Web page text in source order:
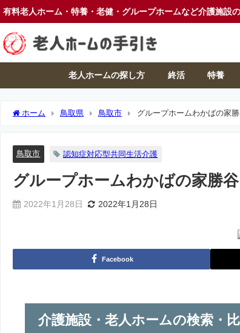
有料老人ホーム・特養・老健・グループホームなど介護施設
老人ホームの探し方 終活 特養
ホーム 鳥取県 鳥取市 グループホームわかばの家勝
鳥取市 認知症対応型共同生活介護
グループホームわかばの家勝谷
2022年1月28日 2022年1月28日
Facebook
介護施設・老人ホームの検索・